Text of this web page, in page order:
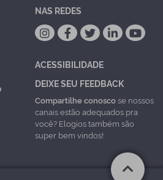
NAS REDES
ACESSIBILIDADE
DEIXE SEU FEEDBACK
Compartilhe conoscose nossos
canais estão adequados pra
você? Elogios também são
super bem vindos!